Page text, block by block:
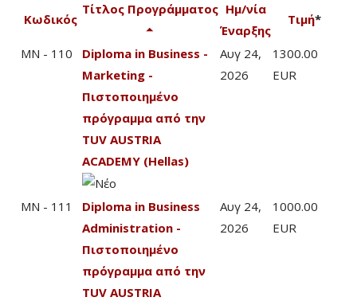
Κωδικός
Τίτλος Προγράμματος Ημ/νία
Έναρξης
Τιμή*
MN - 110
Diploma in Business -
Marketing -
Πιστοποιημένο
πρόγραμμα από την
TUV AUSTRIA
ACADEMY (Hellas)
Αυγ 24,
2026
1300.00
EUR
MN - 111
Diploma in Business
Administration -
Πιστοποιημένο
πρόγραμμα από την
TUV AUSTRIA
Αυγ 24,
2026
1000.00
EUR